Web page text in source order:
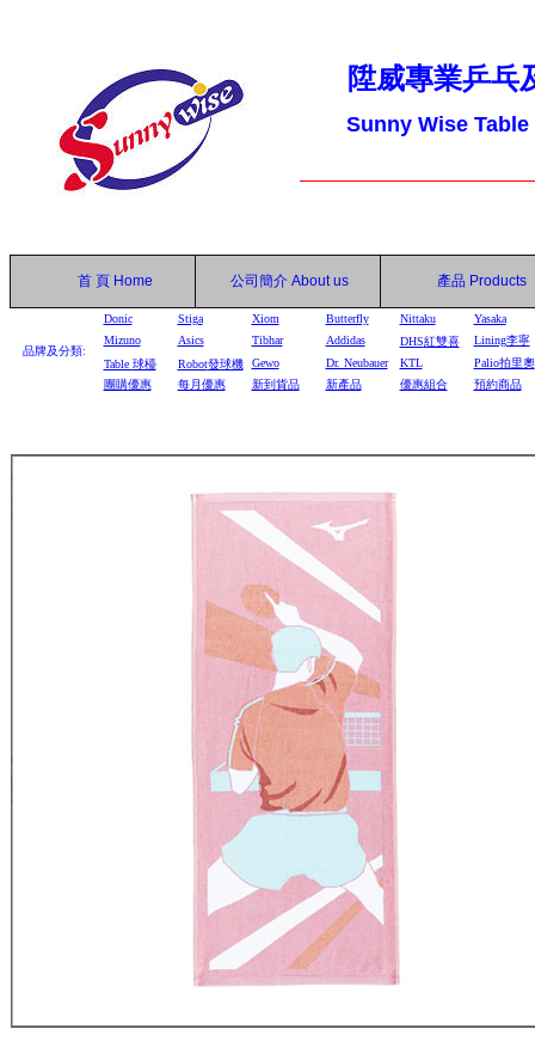
陞威專業乒乓
Sunny Wise
首 頁 Home 公司簡介 About us 產品 Products
品牌及分類:
Donic Stiga Xiom Butterfly Nittaku
Yasaka
Mizuno
Asics Tibhar Addidas DHS紅雙喜
Lining李寧
Table 球檯 Robot發球機 Gewo Dr. Neubauer KTL
Palio拍里奧
團購優惠
每月優惠 新到貨品 新產品 優惠組合 預約商品